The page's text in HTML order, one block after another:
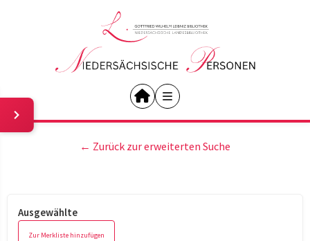
← Zurück zur erweiterten Suche
Ausgewählte
Zur Merkliste hinzufügen